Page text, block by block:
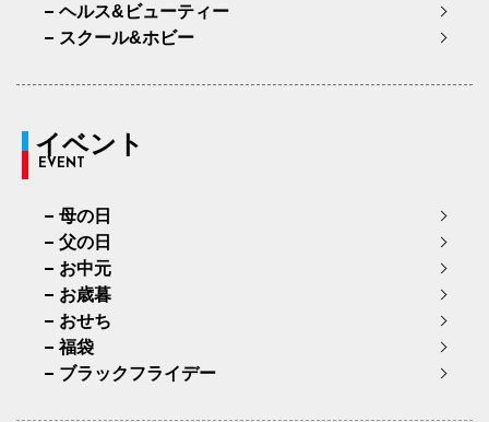
ヘルス&ビューティー
スクール&ホビー
イベント
EVENT
母の日
父の日
お中元
お歳暮
おせち
福袋
ブラックフライデー